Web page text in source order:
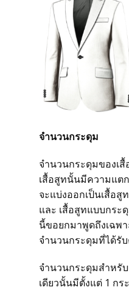
ตัวอย่างเสื้อสูท
คลังวิดีโอ
ข่าวสารและกิจก
เรื่องราวของเรา
การคุ้มครองผู้บริ
SITEMAP
จำนวนกระดุม
จำนวนกระดุมของเ
เสื้อสูทนั้นมีความแต
จะแบ่งออกเป็นเสื้อสู
และ เสื้อสูทแบบกระ
นี้ขอยกมาพูดถึงเฉพ
จำนวนกระดุมที่ได้รั
จำนวนกระดุมสำหรั
เดียวนั้นมีตั้งแต่ 1 กร